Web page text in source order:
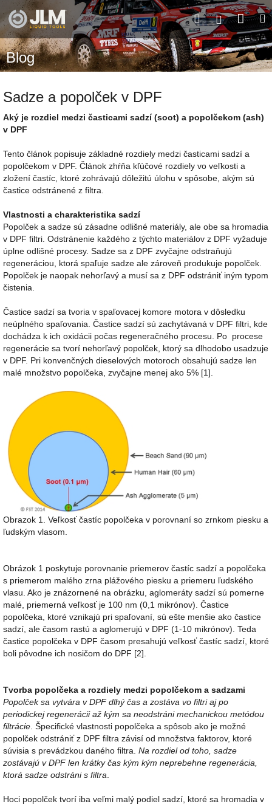
Prejsť
na
obsah
Hľadať
Blog
Sadze a popolček v DPF
Aký je rozdiel medzi časticami sadzí (soot) a popolčekom (ash)
v DPF
Tento článok popisuje základné rozdiely medzi časticami sadzí a
popolčekom v DPF. Článok zhŕňa kľúčové rozdiely vo veľkosti a
zložení častíc, ktoré zohrávajú dôležitú úlohu v spôsobe, akým sú
častice odstránené z filtra.
Vlastnosti a charakteristika sadzí
Popolček a sadze sú zásadne odlišné materiály, ale obe sa hromadia
v DPF filtri. Odstránenie každého z týchto materiálov z DPF vyžaduje
úplne odlišné procesy. Sadze sa z DPF zvyčajne odstraňujú
regeneráciou, ktorá spaľuje sadze ale zároveň produkuje popolček.
Popolček je naopak nehorľavý a musí sa z DPF odstrániť iným typom
čistenia.
Častice sadzí sa tvoria v spaľovacej komore motora v dôsledku
neúplného spaľovania. Častice sadzí sú zachytávaná v DPF filtri, kde
dochádza k ich oxidácii počas regeneračného procesu. Po procese
regenerácie sa tvorí nehorľavý popolček, ktorý sa dlhodobo usadzuje
v DPF. Pri konvenčných dieselových motoroch obsahujú sadze len
malé množstvo popolčeka, zvyčajne menej ako 5% [1].
Obrazok 1. Veľkosť častíc popolčeka v porovnaní so zrnkom piesku a
ľudským vlasom.
Obrázok 1 poskytuje porovnanie priemerov častíc sadzí a popolčeka
s priemerom malého zrna plážového piesku a priemeru ľudského
vlasu. Ako je znázornené na obrázku, aglomeráty sadzí sú pomerne
malé, priemerná veľkosť je 100 nm (0,1 mikrónov). Častice
popolčeka, ktoré vznikajú pri spaľovaní, sú ešte menšie ako častice
sadzí, ale časom rastú a aglomerujú v DPF (1-10 mikrónov). Teda
častice popolčeka v DPF časom presahujú veľkosť častíc sadzí, ktoré
boli pôvodne ich nosičom do DPF [2].
Tvorba popolčeka a rozdiely medzi popolčekom a sadzami
Popolček sa vytvára v DPF dlhý čas a zostáva vo filtri aj po
periodickej regenerácii až kým sa neodstráni mechanickou metódou
filtrácie. Špecifické vlastnosti popolčeka a spôsob ako je možné
popolček odstrániť z DPF filtra závisí od množstva faktorov, ktoré
súvisia s prevádzkou daného filtra. Na rozdiel od toho, sadze
zostávajú v DPF len krátky čas kým kým neprebehne regenerácia,
ktorá sadze odstráni s filtra.
Hoci popolček tvorí iba veľmi malý podiel sadzí, ktoré sa hromadia v